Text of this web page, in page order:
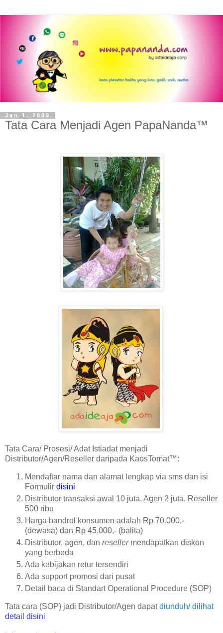
Jan 1, 2009
Tata Cara Menjadi Agen PapaNanda™
Tata Cara/ Prosesi/ Adat Istiadat menjadi
Distributor/Agen/Reseller daripada KaosTomat™:
Mendaftar nama dan alamat lengkap via sms dan isi
Formulir disini
Distributor transaksi awal 10 juta, Agen 2 juta, Reseller
500 ribu
Harga bandrol konsumen adalah Rp 70.000,-
(dewasa) dan Rp 45.000,- (balita)
Distributor, agen, dan reseller mendapatkan diskon
yang berbeda
Ada kebijakan retur tersendiri
Ada support promosi dari pusat
Detail baca di Standart Operational Procedure (SOP)
Tata cara (SOP) jadi Distributor/Agen dapatdiunduh/ dilihat
detail disini